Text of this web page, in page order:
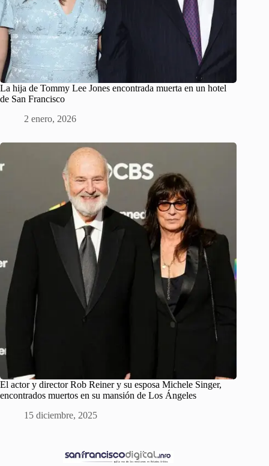
La hija de Tommy Lee Jones encontrada muerta en un hotel
de San Francisco
2 enero, 2026
El actor y director Rob Reiner y su esposa Michele Singer,
encontrados muertos en su mansión de Los Ángeles
15 diciembre, 2025